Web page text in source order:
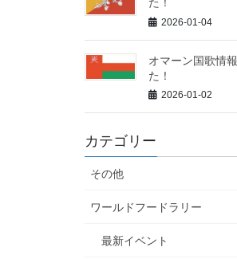
た！
2026-01-04
オマーン国歌情
た！
2026-01-02
カテゴリー
その他
ワールドフードラリー
最新イベント